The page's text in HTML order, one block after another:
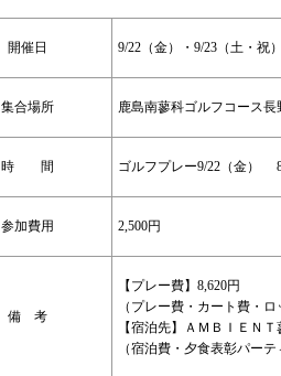
開催日 9/22（金）・9/23（土・祝
集合場所 鹿島南蓼科ゴルフコース長
時 間 ゴルフプレー9/22（金）
参加費用 2,500円
備 考
【プレー費】8,620円
（プレー費・カート費・
【宿泊先】ＡＭＢＩＥＮ
（宿泊費・夕食表彰パー